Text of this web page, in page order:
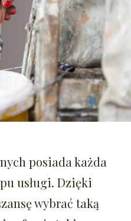
posiada każda
usługi. Dzięki
wybrać taką